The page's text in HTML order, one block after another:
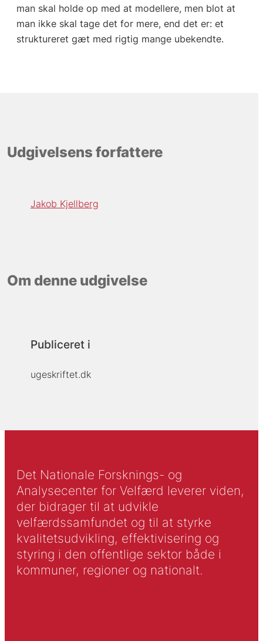
man skal holde op med at modellere, men blot at
man ikke skal tage det for mere, end det er: et
struktureret gæt med rigtig mange ubekendte.
Udgivelsens forfattere
Jakob Kjellberg
Om denne udgivelse
Publiceret i
ugeskriftet.dk
Det Nationale Forsknings- og
Analysecenter for Velfærd leverer viden,
der bidrager til at udvikle
velfærdssamfundet og til at styrke
kvalitetsudvikling, effektivisering og
styring i den offentlige sektor både i
kommuner, regioner og nationalt.